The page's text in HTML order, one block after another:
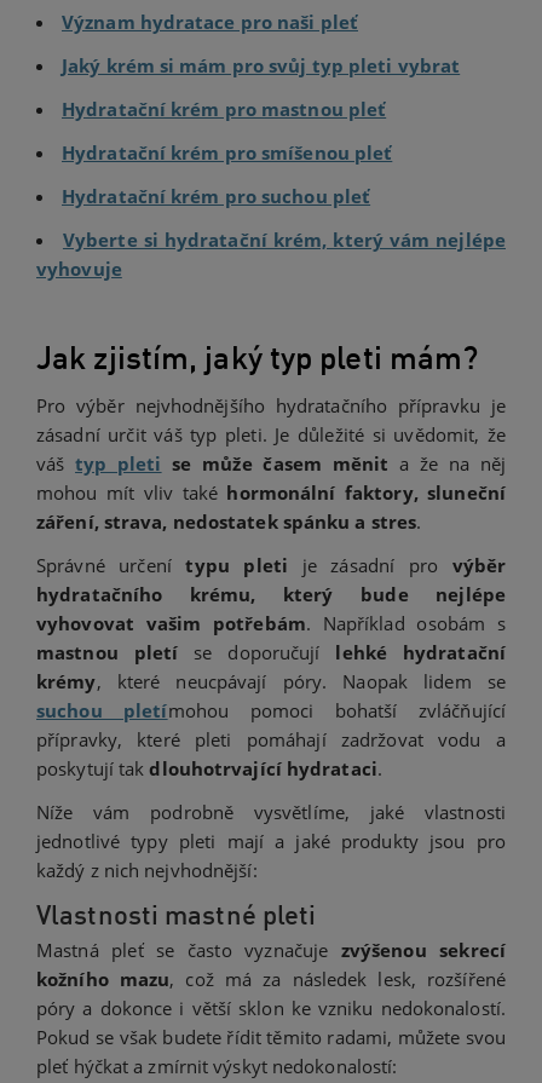
Význam hydratace pro naši pleť
Jaký krém si mám pro svůj typ pleti vybrat
Hydratační krém pro mastnou pleť
Hydratační krém pro smíšenou pleť
Hydratační krém pro suchou pleť
Vyberte si hydratační krém, který vám nejlépe
vyhovuje
Jak zjistím, jaký typ pleti mám?
Pro výběr nejvhodnějšího hydratačního přípravku je
zásadní určit váš typ pleti. Je důležité si uvědomit, že
váštyp pleti se může časem měnit a že na něj
mohou mít vliv také hormonální faktory, sluneční
záření, strava, nedostatek spánku a stres.
Správné určenítypu pleti je zásadní pro výběr
hydratačního krému, který bude nejlépe
vyhovovat vašim potřebám. Například osobám s
mastnou pletí se doporučují lehké hydratační
krémy, které neucpávají póry. Naopak lidem se
suchou pletímohou pomoci bohatší zvláčňující
přípravky, které pleti pomáhají zadržovat vodu a
poskytují takdlouhotrvající hydrataci.
Níže vám podrobně vysvětlíme, jaké vlastnosti
jednotlivé typy pleti mají a jaké produkty jsou pro
každý z nich nejvhodnější:
Vlastnosti mastné pleti
Mastná pleť se často vyznačuje zvýšenou sekrecí
kožního mazu, což má za následek lesk, rozšířené
póry a dokonce i větší sklon ke vzniku nedokonalostí.
Pokud se však budete řídit těmito radami, můžete svou
pleť hýčkat a zmírnit výskyt nedokonalostí: